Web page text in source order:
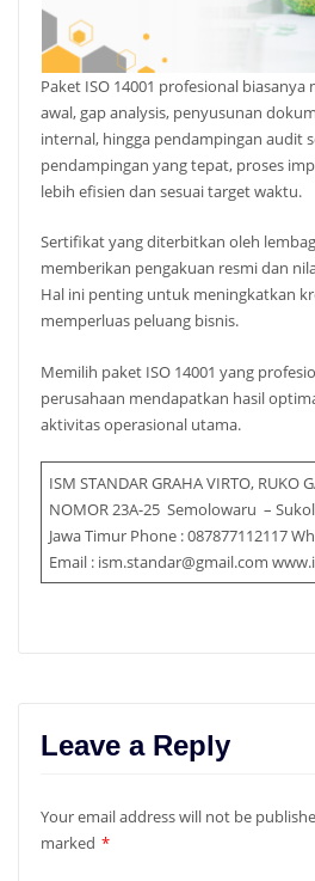
Paket ISO 14001 profesional
awal, gap analysis, penyusunan
internal, hingga pendampingan audit
pendampingan yang tepat, proses
lebih efisien dan sesuai target waktu.
Sertifikat yang diterbitkan oleh
memberikan pengakuan resmi dan
Hal ini penting untuk meningkatkan
memperluas peluang bisnis.
Memilih paket ISO 14001 yang
perusahaan mendapatkan hasil
aktivitas operasional utama.
ISM STANDAR GRAHA VIRTO, RUKO
NOMOR 23A-25 Semolowaru –
Jawa Timur Phone : 087877112117
Email : ism.standar@gmail.com
Leave a Reply
Your email address will not be
marked *